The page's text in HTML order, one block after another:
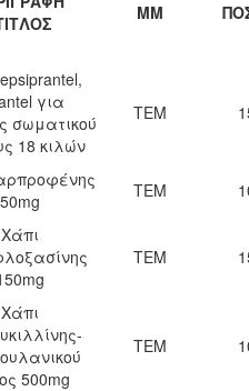
ΜΜ
για
σωματικού
18 κιλών
ΤΕΜ
50mg
ΤΕΜ
Χάπι
ΤΕΜ
Χάπι
500mg
ΤΕΜ